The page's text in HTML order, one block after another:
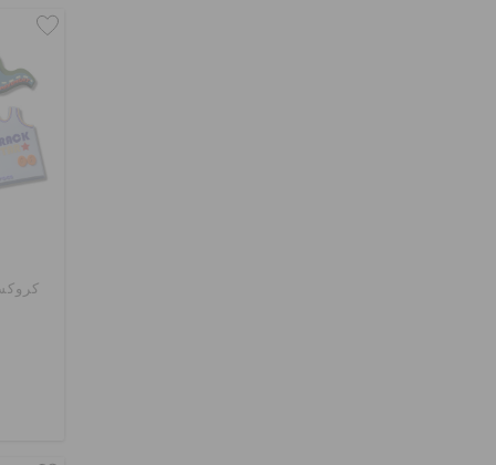
كروكس